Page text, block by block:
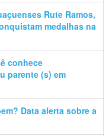
Rute Ramos,
medalhas na
conhece
parente (s) em
Data alerta sobre a